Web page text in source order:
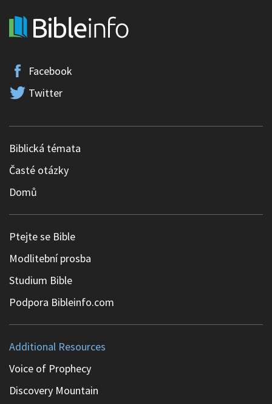
Facebook
Twitter
Biblická témata
Časté otázky
Domů
Ptejte se Bible
Modlitební prosba
Studium Bible
Podpora Bibleinfo.com
Additional Resources
Voice of Prophecy
Discovery Mountain